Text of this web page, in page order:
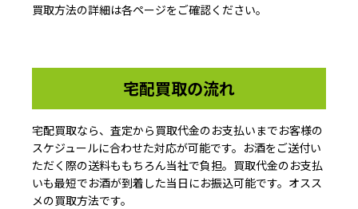
買取方法の詳細は各ページをご確認ください。
宅配買取の流れ
宅配買取なら、査定から買取代金のお支払いまでお客様の
スケジュールに合わせた対応が可能です。お酒をご送付い
ただく際の送料ももちろん当社で負担。買取代金のお支払
いも最短でお酒が到着した当日にお振込可能です。オスス
メの買取方法です。